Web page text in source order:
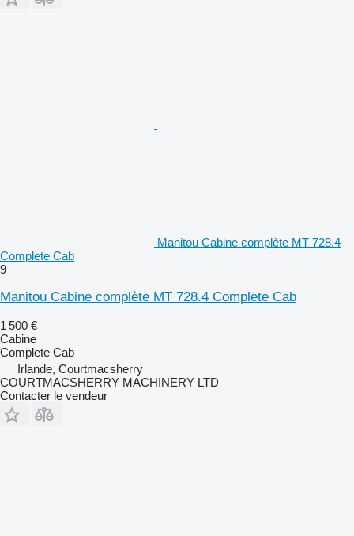
Manitou Cabine complète MT 728.4
Complete Cab
9
Manitou Cabine complète MT 728.4 Complete Cab
1 500 €
Cabine
Complete Cab
Irlande, Courtmacsherry
COURTMACSHERRY MACHINERY LTD
Contacter le vendeur